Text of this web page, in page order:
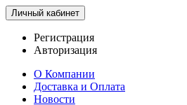
Личный кабинет
Регистрация
Авторизация
О Компании
Доставка и Оплата
Новости